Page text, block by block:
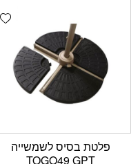
פלטת בסיס לשמשייה
TOGO49 GPT